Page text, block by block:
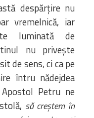
despărțire nu
vremelnică, iar
luminată de
nu privește
de sens, ci ca pe
întru nădejdea
Petru ne
să creștem în